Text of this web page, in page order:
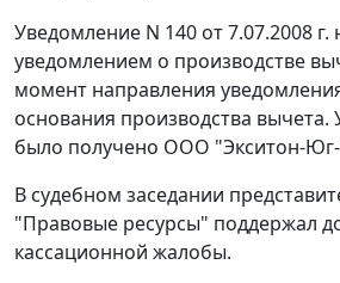
Уведомление N 140 от 7.07.2008
уведомлением о производстве
момент направления
основания производства
было получено ООО "Экситон-
В судебном заседании
"Правовые ресурсы" поддержал
кассационной жалобы.